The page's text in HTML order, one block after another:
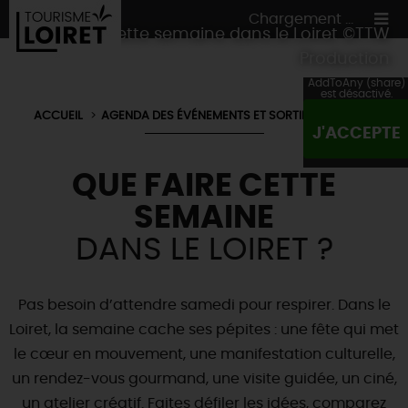
Chargement ...
VOS ENVIES
LES INCONTOURNABLESMADE IN LOIRET
HÉBERGEMENTS
HÉBERGEMENTS
INSOLITES
CULTURE
NATURE
VILLES & VILLAGES
EN MODE CIRCUITS& BALADES
TOUS ÀL'EAU !
& AVENTURE
...ET AUSSI
Où manger
Maîtres
restaurateurs
Artistes et Artisans d'Art
spécialités du terroiret
producteurs
A NE PAS RATER
Téléchargez le Guide de l'été 2026 🤽🌞
TOURISME & HANDICAP
Quoi faire cette semaine dans le Loiret ©TTW
ACCUEIL AGENDA DES ÉVÉNEMENTS ET SORTIES DU LOIRET
QUE FAIRE CETTE
SEMAINE
DANS LE LOIRET ?
Pas besoin d’attendre samedi pour respirer. Dans le
Loiret, la semaine cache ses pépites : une fête qui met
le cœur en mouvement, une manifestation culturelle,
un rendez-vous gourmand, une visite guidée, un ciné,
un atelier créatif. Faites défiler les idées, comparez
AddToAny (share)
est désactivé.
J'ACCEPTE